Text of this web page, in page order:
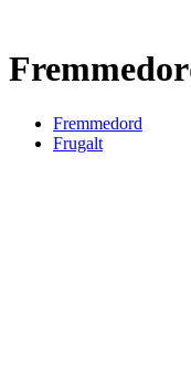
Fremmedord
Frugalt